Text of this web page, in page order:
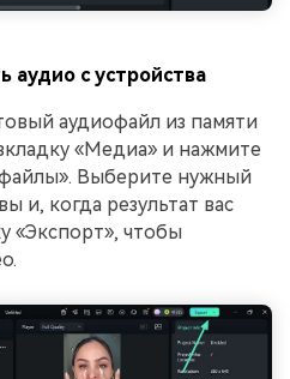
аудио с устройства
аудиофайл из памяти
«Медиа» и нажмите
Выберите нужный
и, когда результат вас
«Экспорт», чтобы